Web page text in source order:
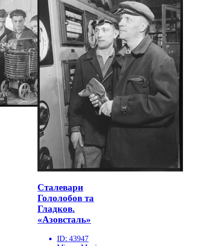
Сталевари
Гололобов та
Гладков.
«Азовсталь»
ID: 43947